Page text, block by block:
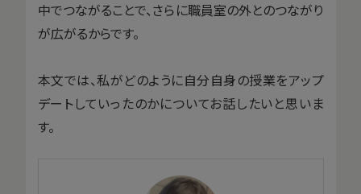
中でつながることで、さらに職員室の外とのつながり
が広がるからです。
本文では、私がどのように自分自身の授業をアップ
デートしていったのかについてお話したいと思いま
す。